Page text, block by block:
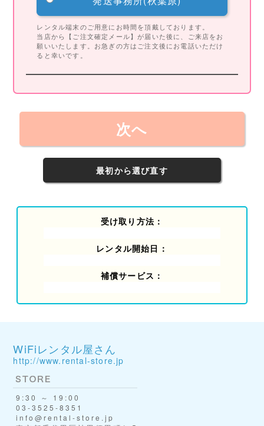
レンタル端末のご用意にお時間を頂戴しております。
当店から【ご注文確定メール】が届いた後に、ご来店をお
願いいたします。お急ぎの方はご注文後にお電話いただけ
ると幸いです。
次へ
最初から選び直す
受け取り方法：
レンタル開始日：
補償サービス：
WiFiレンタル屋さん
http://www.rental-store.jp
9:30 ～ 19:00
03-3525-8351
info@rental-store.jp